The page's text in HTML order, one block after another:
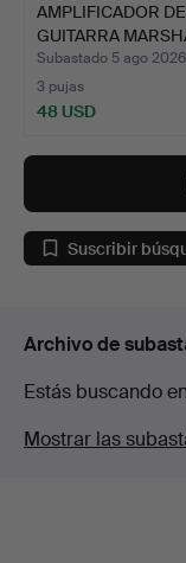
AMPLIFICADOR DE
GUITARRA
AVT100 V…
Subastado 5 ago 2026
3 pujas
48 USD
Suscribir
Archivo de
Estás buscando
Mostrar las